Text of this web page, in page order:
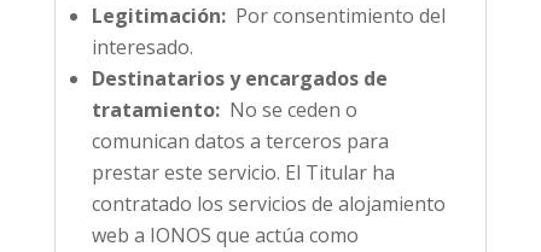
Legitimación:Por consentimiento del
interesado.
Destinatarios y encargados de
tratamiento:No se ceden o
comunican datos a terceros para
prestar este servicio. El Titular ha
contratado los servicios de alojamiento
web a IONOS que actúa como